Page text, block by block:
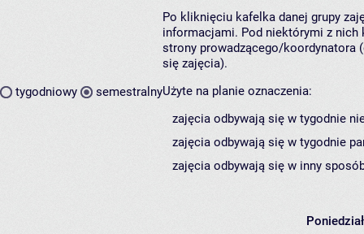
tygodniowy semestralny
Po kliknięciu kafelka danej grupy
informacjami. Pod niektórymi z nich
strony prowadzącego/koordynatora
się zajęcia).
Użyte na planie oznaczenia:
zajęcia odbywają się w tygodnie
zajęcia odbywają się w tygodnie
zajęcia odbywają się w inny